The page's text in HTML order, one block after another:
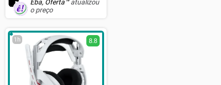
Êba, Oferta™atualizou
o preço
1h 8.8